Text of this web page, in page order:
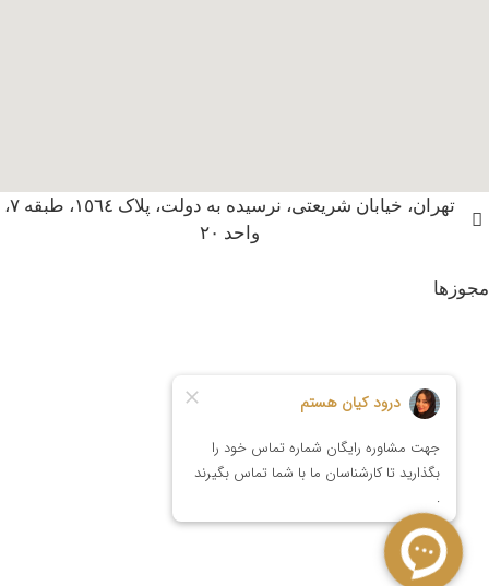
تهران، خیابان شریعتی، نرسیده به دولت، پلاک ١٥٦٤، طبقه ٧،
واحد ٢٠
مجوزها